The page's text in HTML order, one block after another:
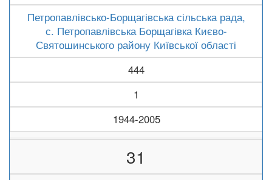
Петропавлівсько-Борщагівська сільська рада,
с. Петропавлівська Борщагівка Києво-
Святошинського району Київської області
444
1
1944-2005
31